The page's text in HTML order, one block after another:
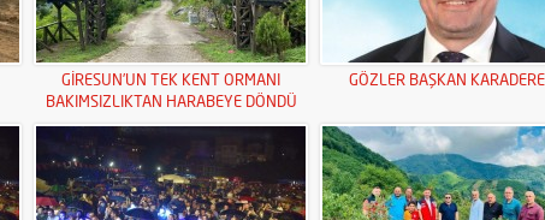
GİRESUN’UN TEK KENT ORMANI
BAKIMSIZLIKTAN HARABEYE DÖNDÜ
GÖZLER BAŞKAN